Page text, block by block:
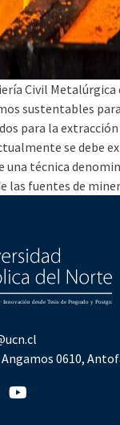
Civil Metalúrgica
sustentables
para la extracción
se debe
una técnica
las fuentes de
0610,